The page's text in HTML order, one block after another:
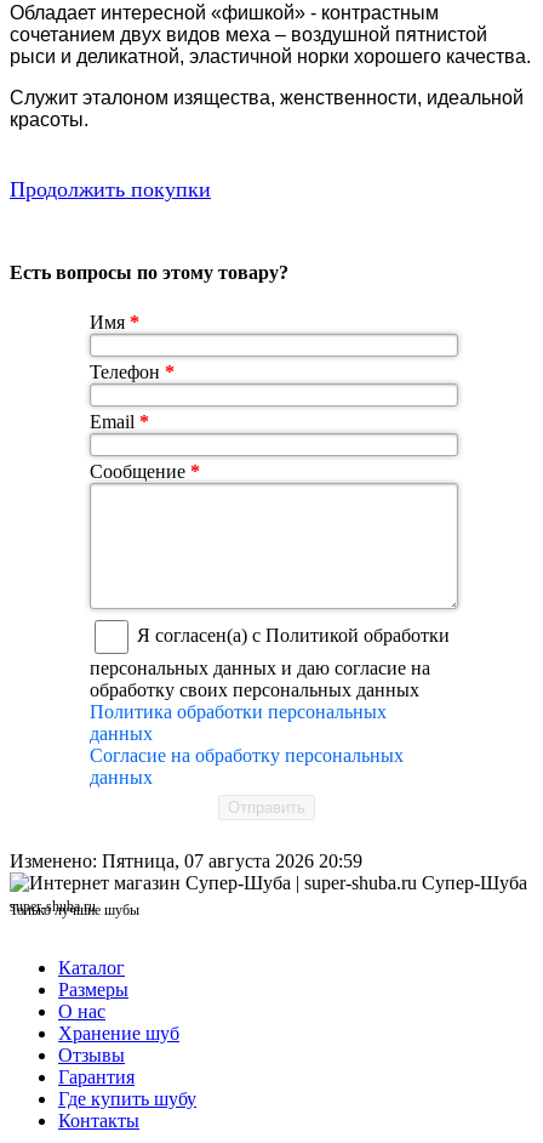
Обладает интересной «фишкой» - контрастным
сочетанием двух видов меха – воздушной пятнистой
рыси и деликатной, эластичной норки хорошего качества.
Служит эталоном изящества, женственности, идеальной
красоты.
Продолжить покупки
Есть вопросы по этому товару?
Имя *
Телефон *
Email *
Сообщение *
Я согласен(а) с Политикой обработки
персональных данных и даю согласие на
обработку своих персональных данных
Политика обработки персональных
данных
Согласие на обработку персональных
данных
Отправить
Изменено: Пятница, 07 августа 2026 20:59
Супер-Шуба
super-shuba.ru
Только лучшие шубы
Каталог
Размеры
О нас
Хранение шуб
Отзывы
Гарантия
Где купить шубу
Контакты